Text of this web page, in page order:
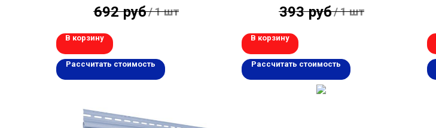
692 руб/1 шт
В корзину
Рассчитать стоимость
393 руб/1 шт
В корзину
Рассчитать стоимость